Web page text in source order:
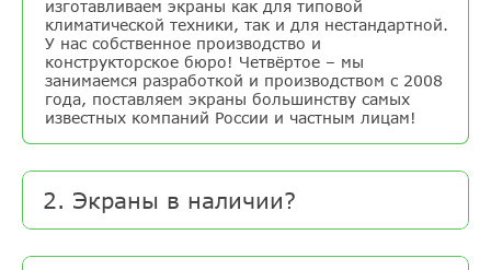
изготавливаем экраны как для типовой
климатической техники, так и для нестандартной.
У нас собственное производство и
конструкторское бюро! Четвёртое – мы
занимаемся разработкой и производством с 2008
года, поставляем экраны большинству самых
известных компаний России и частным лицам!
2. Экраны в наличии?